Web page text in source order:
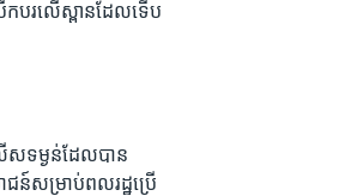
កបរ​លើ​ស្ពានដែល​ទើប​
ស​ទម្ងន់​ដែល​បាន​
ន៍​សម្រាប់​ពលរដ្ឋ​ប្រើ